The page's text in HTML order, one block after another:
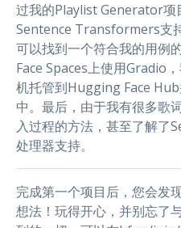
过我的Playlist Generator项
Sentence Transformers支
可以找到一个符合我的用例
Face Spaces上使用Gradio
机托管到Hugging Face
中。最后，由于我有很多歌
入过程的方法，甚至了解
处理器支持。
完成第一个项目后，您会发
想法！玩得开心，并别忘了